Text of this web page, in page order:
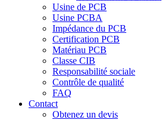
Usine de PCB
Usine PCBA
Impédance du PCB
Certification PCB
Matériau PCB
Classe CIB
Responsabilité sociale
Contrôle de qualité
FAQ
Contact
Obtenez un devis